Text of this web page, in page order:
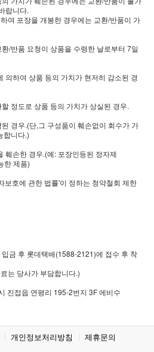
랍니다.
여 포장을 개봉한 경우에는 교환/반품이 가
/반품 요청이 상품을 수령한 날로부터 7일
의하여 상품 등의 가치가 현저히 감소된 경
정도로 상품 등의 가치가 상실된 경우.
경우.(단,그 구성품이 훼손없이 회수가 가
합니다.)
훼손한 경우.(예: 포장인등된 정자제
한 제품)
보호에 관한 법률'이 정하는 청약철회 제한
금 후 롯데택배(1588-2121)에 접수 후 착
는 당사가 부담합니다.)
진접읍 연평리 195-2번지 3F 에비수
개인정보처리방침 제휴문의